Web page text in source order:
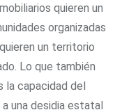
quieren un
organizadas
un territorio
Lo que también
la capacidad del
una desidia estatal